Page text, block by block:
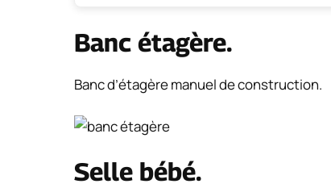
Banc étagère.
Banc d’étagère manuel de construction.
Selle bébé.